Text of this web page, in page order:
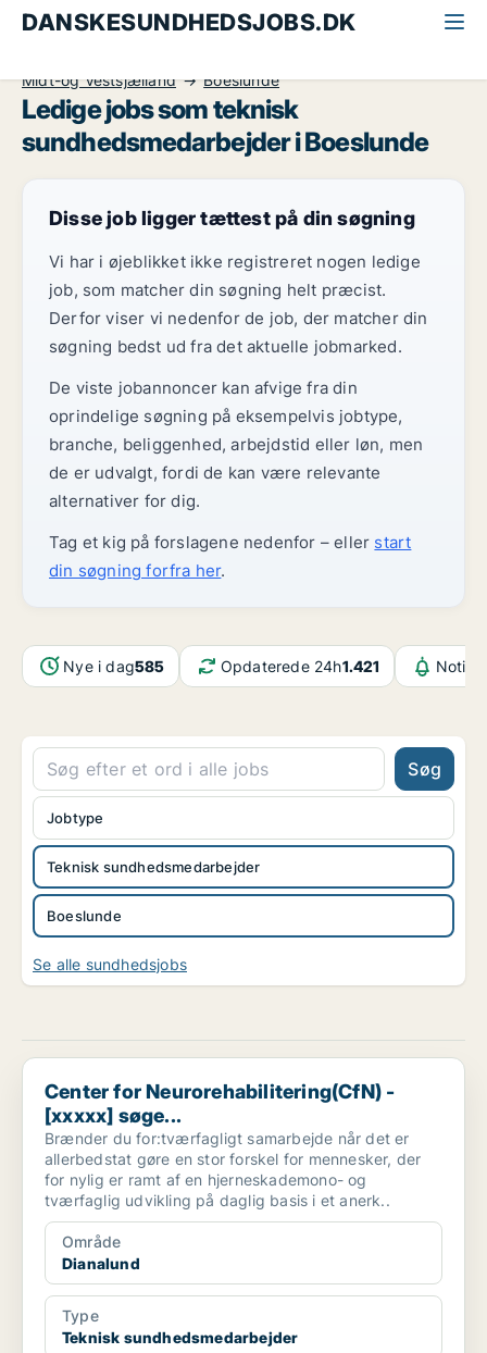
DANSKESUNDHEDSJOBS.DK
Midt-og Vestsjælland
Boeslunde
Ledige jobs som teknisk
sundhedsmedarbejder i Boeslunde
Disse job ligger tættest på din søgning
Vi har i øjeblikket ikke registreret nogen ledige
job, som matcher din søgning helt præcist.
Derfor viser vi nedenfor de job, der matcher din
søgning bedst ud fra det aktuelle jobmarked.
De viste jobannoncer kan afvige fra din
oprindelige søgning på eksempelvis jobtype,
branche, beliggenhed, arbejdstid eller løn, men
de er udvalgt, fordi de kan være relevante
alternativer for dig.
Tag et kig på forslagene nedenfor – eller start
din søgning forfra her.
Nye i dag585 Opdaterede 24h1.421
Søg
Teknisk sundhedsmedarbejder
Boeslunde
Jobtype
Se alle sundhedsjobs
Center for Neurorehabilitering(CfN) - [xxxxx] søge...
Center for Neurorehabilitering(CfN) -
[xxxxx] søge...
Brænder du for:tværfagligt samarbejde når det er
allerbedstat gøre en stor forskel for mennesker, der
for nylig er ramt af en hjerneskademono- og
tværfaglig udvikling på daglig basis i et anerk..
Område
Dianalund
Type
Teknisk sundhedsmedarbejder